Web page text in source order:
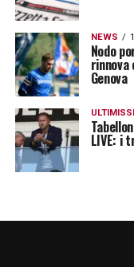
LA PLAYLIST
NEWS
Nodo
Genova
LIVE: i